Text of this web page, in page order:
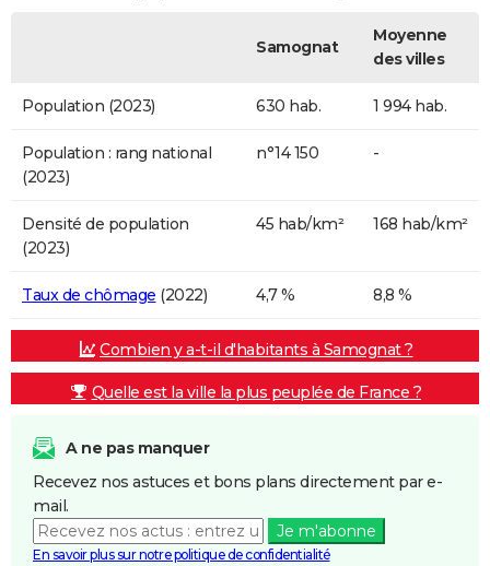
Samognat
Moyenne
des villes
Population (2023) 630 hab. 1 994 hab.
Population : rang national
(2023)
n°14 150 -
Densité de population
(2023)
45 hab/km² 168 hab/km²
Taux de chômage (2022) 4,7 % 8,8 %
Combien y a-t-il d'habitants à Samognat ?
Quelle est la ville la plus peuplée de France ?
A ne pas manquer
Recevez nos astuces et bons plans directement par e-
mail.
Je m'abonne
En savoir plus sur notre politique de confidentialité